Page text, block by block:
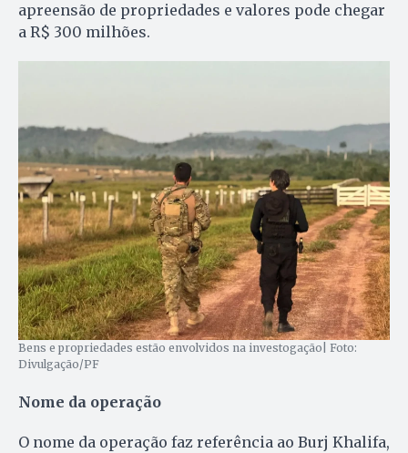
apreensão de propriedades e valores pode chegar
a R$ 300 milhões.
Bens e propriedades estão envolvidos na investogação| Foto:
Divulgação/PF
Nome da operação
O nome da operação faz referência ao Burj Khalifa,